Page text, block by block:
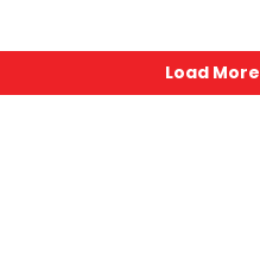
Load More